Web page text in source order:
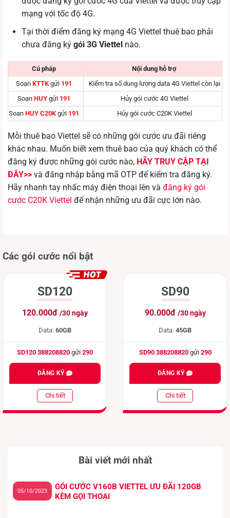
mạng với tốc độ 4G.
Tại thời điểm đăng ký mạng 4G Viettel thuê bao phải
chưa đăng kýgói 3G Viettel nào.
Cú pháp
Nội dung hỗ trợ
SoạnKTTK gửi 191
Kiểm tra số dung lượng data 4G Viettel còn lại
SoạnHUY gửi 191
Hủy gói cước 4G Viettel
SoạnHUY C20K gửi 191 Hủy gói cước C20K Viettel
Mỗi thuê bao Viettel sẽ có những gói cước ưu đãi riêng
khác nhau. Muốn biết xem thuê bao của quý khách có thể
đăng ký được những gói cước nào, HÃY TRUY CẬP TẠI
ĐÂY>> và đăng nhập bằng mã OTP để kiểm tra đăng ký.
Hãy nhanh tay nhấc máy điện thoại lên và đăng ký gói
cước C20K Viettel để nhận những ưu đãi cực lớn nào.
Các gói cước nổi bật
SD120
120.000đ /30 ngày
Data: 60GB
SD120 388208820 gửi 290
ĐĂNG KÝ
Chi tiết
SD90
90.000đ /30 ngày
Data: 45GB
SD90 388208820gửi 290
ĐĂNG KÝ
Chi tiết
Bài viết mới nhất
GÓI CƯỚC V160B VIETTEL ƯU ĐÃI 120GB
KÈM GỌI THOẠI
05/10/2023